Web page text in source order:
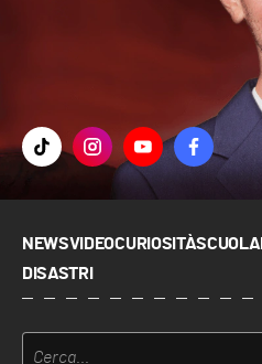
NEWSVIDEOCURIOSITÀSCUOLA
DISASTRI